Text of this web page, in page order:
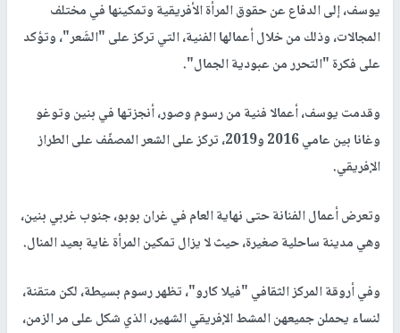
يوسف، إلى الدفاع عن حقوق المرأة الأفريقية وتمكينها في مختلف
المجالات، وذلك من خلال أعمالها الفنية، التي تركز على "الشَعر"، وتؤكد
على فكرة "التحرر من عبودية الجمال".
وقدمت يوسف، أعمالا فنية من رسوم وصور، أنجزتها في بنين وتوغو
وغانا بين عامي 2016 و2019، تركز على الشعر المصفّف على الطراز
الإفريقي.
وتعرض أعمال الفنانة حتى نهاية العام في غران بوبو، جنوب غربي بنين،
وهي مدينة ساحلية صغيرة، حيث لا يزال تمكين المرأة غاية بعيد المنال.
وفي أروقة المركز الثقافي "فيلا كارو"، تظهر رسوم بسيطة، لكن متقنة،
لنساء يحملن جميعهن المشط الإفريقي الشهير، الذي شكل على مر الزمن،